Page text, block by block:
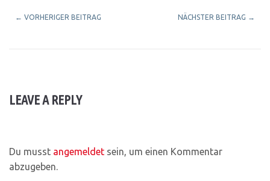
← VORHERIGER BEITRAG NÄCHSTER BEITRAG →
LEAVE A REPLY
Du musst angemeldet sein, um einen Kommentar
abzugeben.